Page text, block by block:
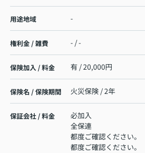
用途地域 -
権利金 / 雑費 - / -
保険加入 / 料金 有 / 20,000円
保険名 / 保険期間 火災保険 / 2年
保証会社 / 料金
必加入
全保連
都度ご確認ください。
都度ご確認ください。